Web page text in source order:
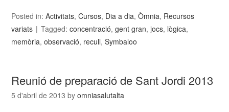
Posted in:Activitats,Cursos, Dia a dia,Òmnia, Recursos
variats
Tagged:concentració,gent gran,jocs, lògica,
memòria,observació, recull,Symbaloo
Reunió de preparació de Sant Jordi 2013
5 d'abril de 2013 byomniasalutalta